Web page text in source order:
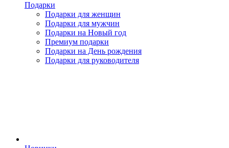
Подарки
Подарки для женщин
Подарки для мужчин
Подарки на Новый год
Премиум подарки
Подарки на День рождения
Подарки для руководителя